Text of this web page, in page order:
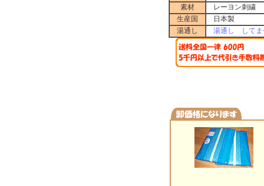
素材
レーヨン刺繍
生産国
日本製
湯通し
湯通し してま